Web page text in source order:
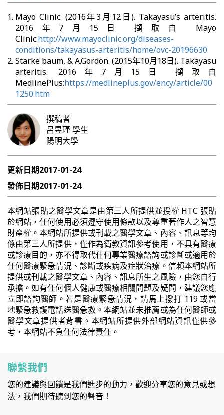
Mayo Clinic. (2016年3月12日). Takayasu’s arteritis.
2016年7月15日 擷取自 Mayo
Clinic:http://www.mayoclinic.org/diseases-
conditions/takayasus-arteritis/home/ovc-20196630
Starke baum, & A.Gordon. (2015年10月18日). Takayasu
arteritis. 2016年7月15日 擷取自
MedlinePlus:https://medlineplus.gov/ency/article/00
1250.htm
撰稿者
呂昱瑾學生
陽明大學
更新日期2017-01-24
發佈日期2017-01-24
本網站張貼之醫學文章是由第三人所提供並授權 HTC 張貼
於網站，任何使用必須遵守使用條款以及尊重著作人之智慧
財產權。本網站所提供或刊載之醫學文章、內容、訊息等均
係由第三人所提供，僅作為衛教資訊參考使用，不具有醫療
或診療目的，亦不得取代任何專業醫療諮詢或診斷或適用於
任何醫療緊急情況、診斷或疾病及症狀治療。信賴本網站所
提供或刊載之醫學文章、內容、訊息所生之風險，由您自行
承擔。如有任何個人健康或醫療相關問題及疑問，建議您應
立即諮詢醫師。若是醫療緊急情況，請馬上撥打 119 或當
地緊急救護電話送醫急救。本網站並未推薦或為任何醫師或
醫學文章提供者背書。本網站所提供外部網站資訊僅供參
考，本網站不負任何法律責任。
聯繫我們
您的建議與回饋是我們進步的動力，歡迎分享您的意見或想
法，我們期待聽到您的聲音！